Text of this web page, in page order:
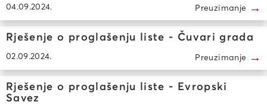
04.09.2024. Preuzimanje →
Rješenje o proglašenju liste - Čuvari grada
02.09.2024. Preuzimanje →
Rješenje o proglašenju liste - Evropski
Savez